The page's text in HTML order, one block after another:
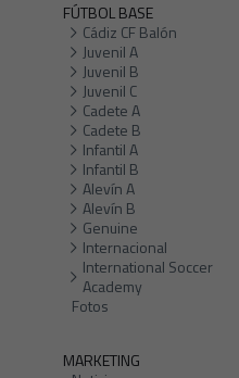
FÚTBOL BASE
Cádiz CF Balón
Juvenil A
Juvenil B
Juvenil C
Cadete A
Cadete B
Infantil A
Infantil B
Alevín A
Alevín B
Genuine
Internacional
International Soccer
Academy
Fotos
MARKETING